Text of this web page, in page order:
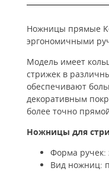
Ножницы прямые
эргономичными
Модель имеет
стрижек в
обеспечивают
декоративным
более точно
Ножницы для
Форма ручек:
Вид ножниц: